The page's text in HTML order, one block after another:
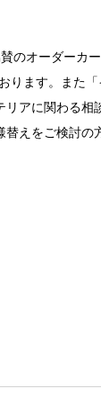
のオーダーカ
ります。また「
リアに関わる相
替えをご検討の